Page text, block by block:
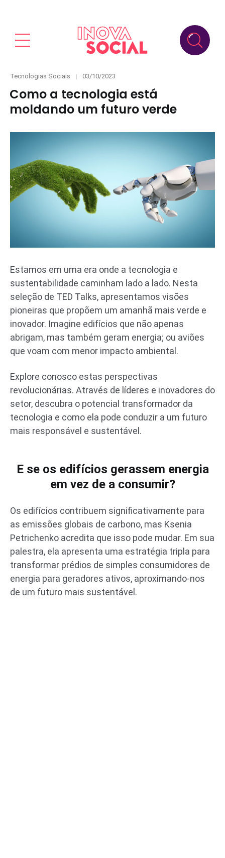
Categories
Tecnologias Sociais
Posted
03/10/2023
Como a tecnologia está
moldando um futuro verde
Estamos em uma era onde a tecnologia e
sustentabilidade caminham lado a lado. Nesta
seleção de TED Talks, apresentamos visões
pioneiras que propõem um amanhã mais verde e
inovador. Imagine edifícios que não apenas
abrigam, mas também geram energia; ou aviões
que voam com menor impacto ambiental.
Explore conosco estas perspectivas
revolucionárias. Através de líderes e inovadores do
setor, descubra o potencial transformador da
tecnologia e como ela pode conduzir a um futuro
mais responsável e sustentável.
E se os edifícios gerassem energia
em vez de a consumir?
Os edifícios contribuem significativamente para
as emissões globais de carbono, mas Ksenia
Petrichenko acredita que isso pode mudar. Em sua
palestra, ela apresenta uma estratégia tripla para
transformar prédios de simples consumidores de
energia para geradores ativos, aproximando-nos
de um futuro mais sustentável.